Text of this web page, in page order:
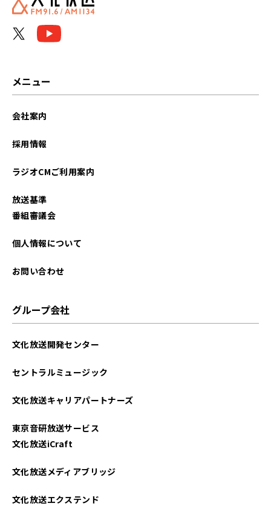
メニュー
会社案内
採用情報
ラジオCMご利用案内
放送基準
番組審議会
個人情報について
お問い合わせ
グループ会社
文化放送開発センター
セントラルミュージック
文化放送キャリアパートナーズ
東京音研放送サービス
文化放送iCraft
文化放送メディアブリッジ
文化放送エクステンド